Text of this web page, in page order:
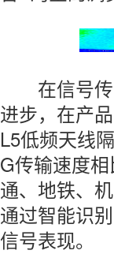
在信号传
进步，在产
L5低频天线
G传输速度
通、地铁、
通过智能识
信号表现。